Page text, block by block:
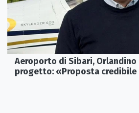
Aeroporto di Sibari, Orlandino
progetto: «Proposta